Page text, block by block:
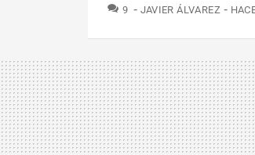
9 COMENTARIOS
JAVIER ÁLVAREZ